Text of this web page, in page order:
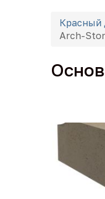
Вы
здесь
Красный
Arch-